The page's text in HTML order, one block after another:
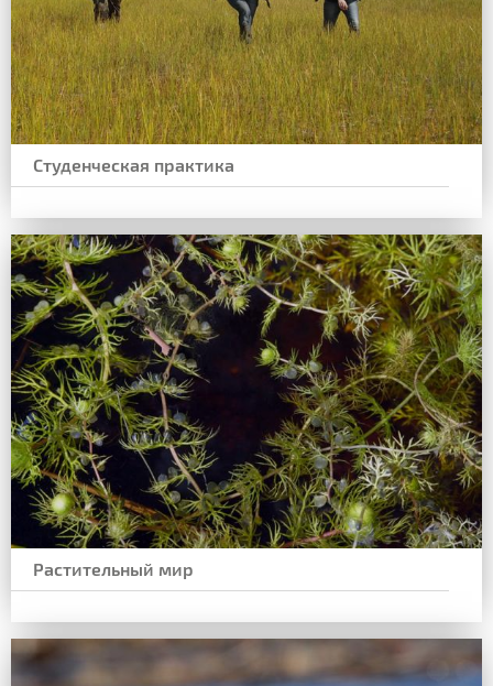
Студенческая практика
Растительный мир